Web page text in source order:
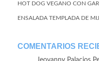
HOT DOG VEGANO CON
ENSALADA TEMPLADA DE
COMENTARIOS